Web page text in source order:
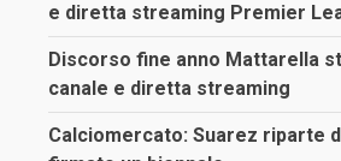
e diretta streaming Premier
Discorso fine anno Mattarella
canale e diretta streaming
Calciomercato: Suarez riparte